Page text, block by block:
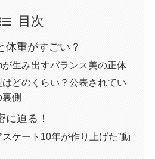
目次
体重がすごい？
生み出すバランス美の正体
どのくらい？公表されてい
裏側
に迫る！
ケート10年が作り上げた”動